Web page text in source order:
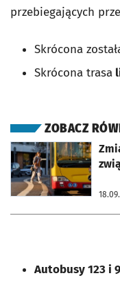
przebiegających
Skrócona
Skrócona trasa
ZOBACZ
otworzy się w nowej karcie
Autobusy 123 i